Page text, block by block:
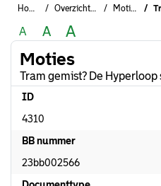
Home Overzichten Moties
A A A
Moties
Tram gemist? De Hyperloop
ID
4310
BB nummer
23bb002566